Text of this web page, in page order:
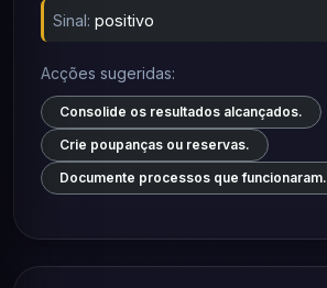
Sinal: positivo
Acções sugeridas:
Consolide os resultados alcançados.
Crie poupanças ou reservas.
Documente processos que funcionaram.